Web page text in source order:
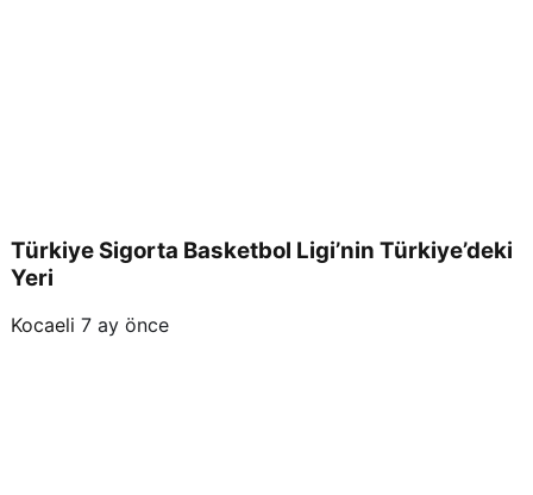
Türkiye Sigorta Basketbol Ligi’nin Türkiye’deki
Yeri
Kocaeli 7 ay önce